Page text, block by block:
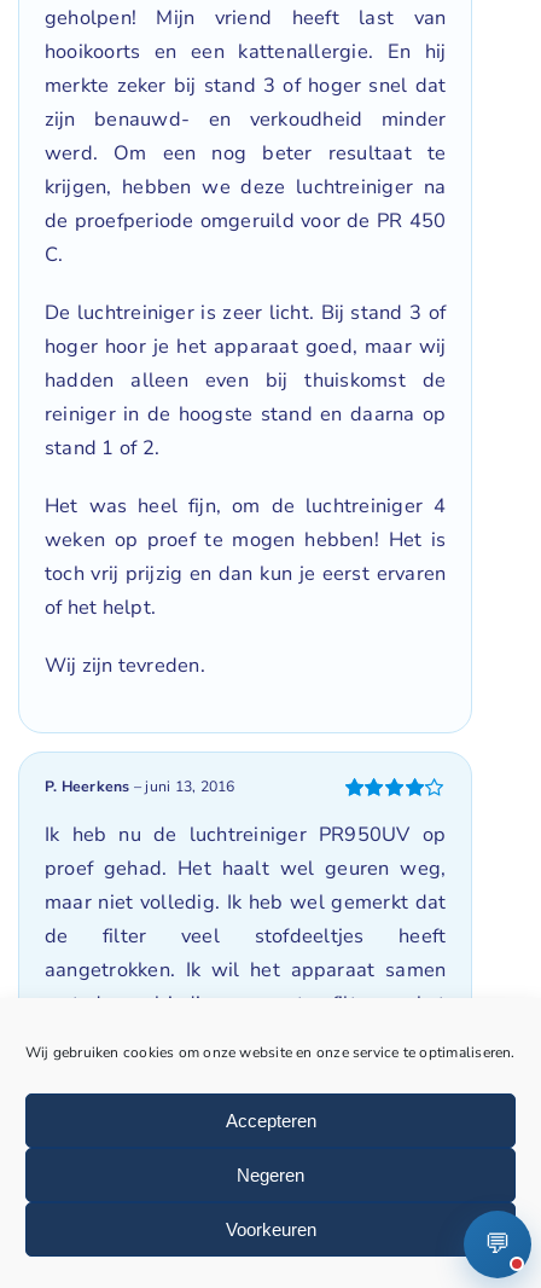
Wij gebruiken cookies om onze website en onze service te optimaliseren.
Accepteren
Negeren
Voorkeuren
geholpen! Mijn vriend heeft last van
hooikoorts en een kattenallergie. En hij
merkte zeker bij stand 3 of hoger snel dat
zijn benauwd- en verkoudheid minder
werd. Om een nog beter resultaat te
krijgen, hebben we deze luchtreiniger na
de proefperiode omgeruild voor de PR 450
C.
De luchtreiniger is zeer licht. Bij stand 3 of
hoger hoor je het apparaat goed, maar wij
hadden alleen even bij thuiskomst de
reiniger in de hoogste stand en daarna op
stand 1 of 2.
Het was heel fijn, om de luchtreiniger 4
weken op proef te mogen hebben! Het is
toch vrij prijzig en dan kun je eerst ervaren
of het helpt.
Wij zijn tevreden.
4uit 5
P. Heerkens – juni 13, 2016
Ik heb nu de luchtreiniger PR950UV op
proef gehad. Het haalt wel geuren weg,
maar niet volledig. Ik heb wel gemerkt dat
de filter veel stofdeeltjes heeft
aangetrokken. Ik wil het apparaat samen
met de aanbieding van extra filter en het
mijn buurman(nen) ervaar, door dat mijn
woning slecht geissoleerd is en belangrijk
💬